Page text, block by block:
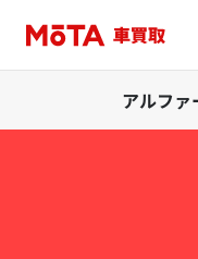
アルフ